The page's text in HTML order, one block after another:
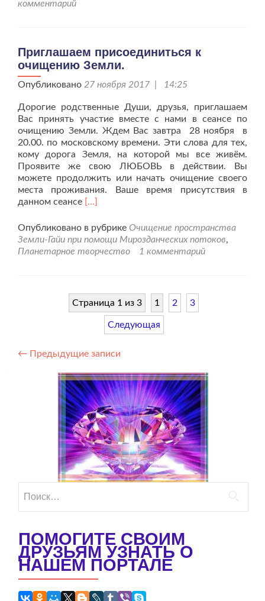
комментарий
Приглашаем присоединиться к
очищению Земли.
Опубликовано 27 ноября 2017 | 14:25
Дорогие родственные Души, друзья, приглашаем
Вас принять участие вместе с нами в сеансе по
очищению Земли. Ждем Вас завтра 28 ноября в
20.00. по московскому времени. Эти слова для тех,
кому дорога Земля, на которой мы все живём.
Проявите же свою ЛЮБОВЬ в действии. Вы
можете продолжить или начать очищение своего
места проживания. Ваше время присутствия в
данном сеансе Читать
проПриглашаем
присоединиться
к
[…]
Опубликовано в рубрике Очищение пространства
Земли-Гайи при помощи Мирозданческих потоков,
Планетарное творчество
1 комментарий
Страница 1 из 3 1 2 3
Следующая
Навигация
записям
← Предыдущие записи
ПОМОГИТЕ СВОИМ
ДРУЗЬЯМ УЗНАТЬ О
НАШЕМ ПОРТАЛЕ